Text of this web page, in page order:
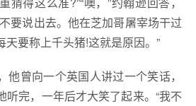
要说出去。他在芝加哥屠宰场干过
要称上千头猪!这就是原因。”
他曾向一个英国人讲过一个笑话，
听完，一年后才大笑了起来。“我不